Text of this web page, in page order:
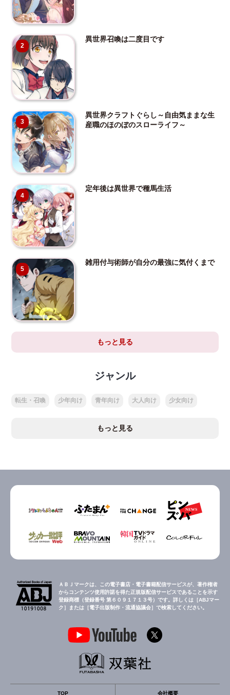
2
異世界召喚は二度目です
3
異世界クラフトぐらし～自由気ままな生
産職のほのぼのスローライフ～
4
定年後は異世界で種馬生活
5
雑用付与術師が自分の最強に気付くまで
もっと見る
ジャンル
転生・召喚 少年向け 青年向け 大人向け 少女向け
もっと見る
ＡＢＪマークは、この電子書店・電子書籍配信サービスが、著作権者
からコンテンツ使用許諾を得た正規版配信サービスであることを示す
登録商標（登録番号 第６０９１７１３号）です。詳しくは［ABJマー
ク］または［電子出版制作・流通協議会］で検索してください。
TOP 会社概要